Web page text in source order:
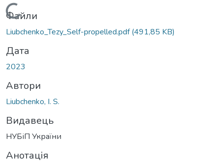
Вантажиться...
Файли
Liubchenko_Tezy_Self-propelled.pdf(491,85 KB)
Дата
2023
Автори
Liubchenko, I. S.
Видавець
НУБіП України
Анотація